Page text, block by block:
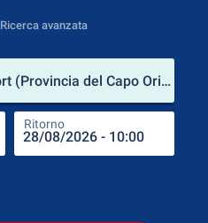
Ricerca avanzata
Port Elizabeth Airport (Provincia del Capo Orientale / Sudafrica)
Ritorno